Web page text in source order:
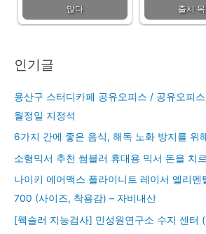
많다
출시
인기글
용산구 스터디카페 공유오피스 / 공유오피
월정일 지정석
6가지 간에 좋은 음식, 해독 노화 방지를 위
소형믹서 추천 썸블러 휴대용 믹서 돈을 치
나이키 에어맥스 플라이니트 레이서 엘리
700 (사이즈, 착용감) – 자비내산
[웩슬러 지능검사] 민성원연구소 수지 센터